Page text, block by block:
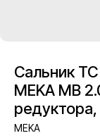
Сальник
MEKA MB
MEKA